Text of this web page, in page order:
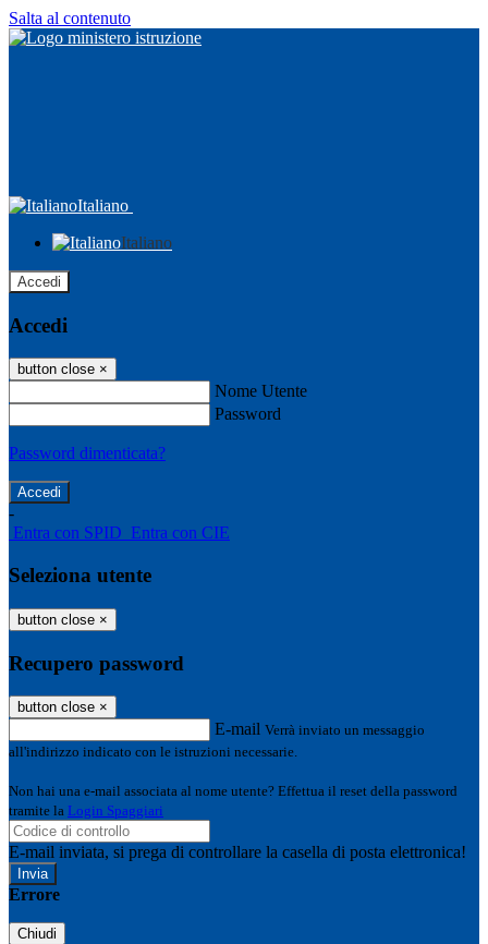
Salta al contenuto
Italiano
Italiano
Accedi
Accedi
button close ×
Nome Utente
Password
Password dimenticata?
-
Entra con SPID Entra con CIE
Seleziona utente
button close ×
Recupero password
button close ×
E-mail Verrà inviato un messaggio
all'indirizzo indicato con le istruzioni necessarie.
Non hai una e-mail associata al nome utente? Effettua il reset della password
tramite la Login Spaggiari
E-mail inviata, si prega di controllare la casella di posta elettronica!
Errore
Chiudi